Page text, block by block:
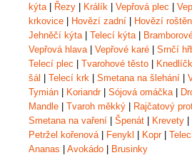
kýta | Řezy | Králík | Vepřová plec |
krkovice | Hovězí zadní | Hovězí
Jehněčí kýta | Telecí kýta |
Vepřová hlava | Vepřové karé | Srnčí
Telecí plec | Tvarohové těsto |
šál | Telecí krk | Smetana na šlehání |
Tymián | Koriandr| Sójová omáčka |
Mandle | Tvaroh měkký | Rajčatový
Smetana na vaření | Špenát | Krevety |
Petržel kořenová | Fenykl | Kopr|
Ananas | Avokádo | Brusinky